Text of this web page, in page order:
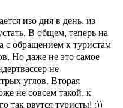
изо дня в день, из
В общем, теперь на
с обращением к туристам
Но даже не это самое
не
углов. Вторая
не совсем такой, к
так рвутся туристы! :))